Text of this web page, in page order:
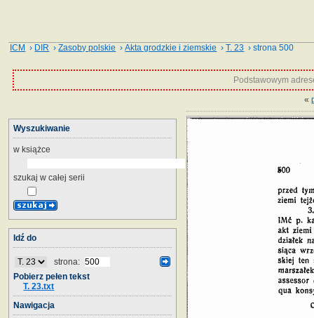
ICM › DIR ›Zasoby polskie ›Akta grodzkie i ziemskie ›T. 23 › strona 500
Podstawowym
«
Wyszukiwanie
w książce
szukaj w całej serii
Idź do
strona:
Pobierz pełen tekst
T. 23.txt
Nawigacja